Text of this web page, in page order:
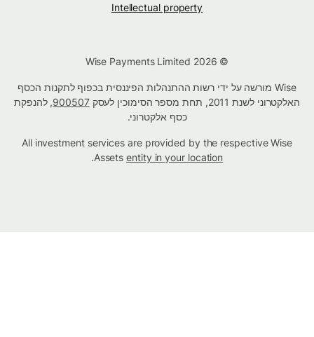
Intellectual property
Wise מורשה על ידי רשות ההתנהלות הפיננסית בכפוף לתקנות הכסף
האלקטרוני לשנת 2011, תחת מספר הסימוכין לעסק
900507, להנפקת
כסף אלקטרוני.
All investment services are provided by the respective Wise
Assetsentity in your location
.